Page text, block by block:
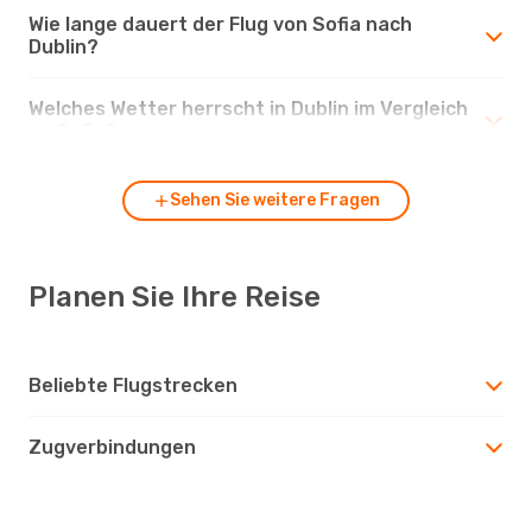
Wie lange dauert der Flug von Sofia nach
Dublin?
Welches Wetter herrscht in Dublin im Vergleich
Sehen Sie weitere Fragen
Planen Sie Ihre Reise
Beliebte Flugstrecken
Zugverbindungen